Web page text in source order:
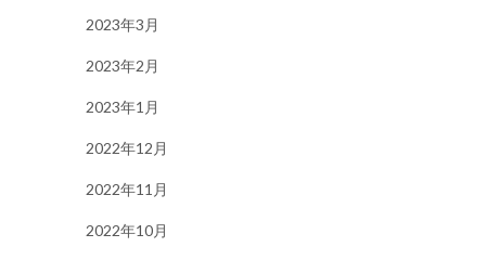
2023年3月
2023年2月
2023年1月
2022年12月
2022年11月
2022年10月